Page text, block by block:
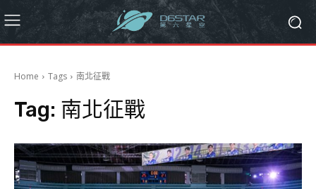
Home Tags 南北征戰
Tag: 南北征戰